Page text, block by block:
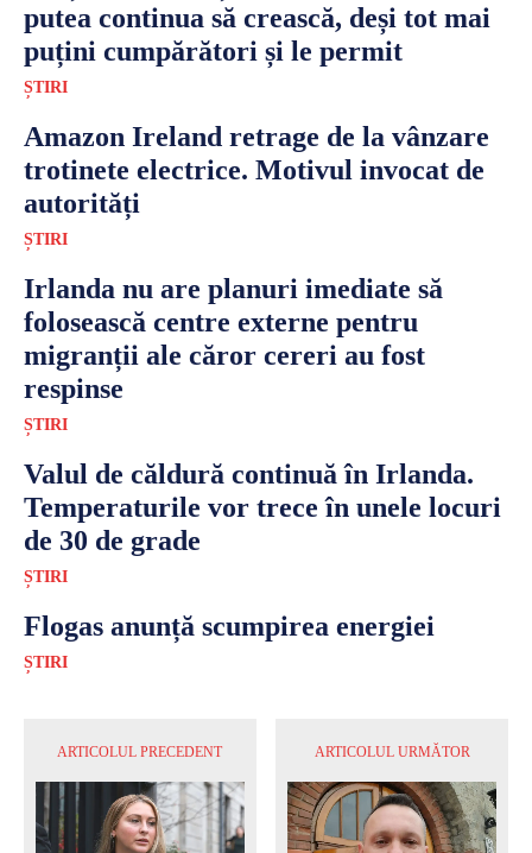
putea continua să crească, deși tot mai
puțini cumpărători și le permit
ȘTIRI
Amazon Ireland retrage de la vânzare
trotinete electrice. Motivul invocat de
autorități
ȘTIRI
Irlanda nu are planuri imediate să
folosească centre externe pentru
migranții ale căror cereri au fost
respinse
ȘTIRI
Valul de căldură continuă în Irlanda.
Temperaturile vor trece în unele locuri
de 30 de grade
ȘTIRI
Flogas anunță scumpirea energiei
ȘTIRI
ARTICOLUL PRECEDENT ARTICOLUL URMĂTOR